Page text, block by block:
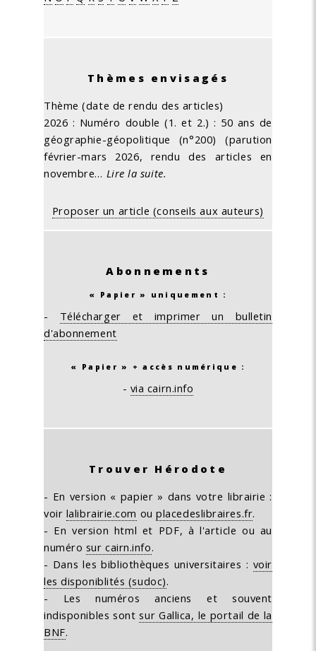
Thèmes envisagés
Thème (date de rendu des articles)
2026 : Numéro double (1. et 2.) : 50 ans de
géographie-géopolitique (n°200) (parution
février-mars 2026, rendu des articles en
novembre… Lire la suite.
Proposer un article (conseils aux auteurs)
Abonnements
« Papier » uniquement :
- Télécharger et imprimer un bulletin
d'abonnement
« Papier » + accès numérique :
- via cairn.info
Trouver Hérodote
- En version « papier » dans votre librairie :
voir lalibrairie.com ouplacedeslibraires.fr.
- En version html et PDF, à l'article ou au
numéro sur cairn.info.
- Dans les bibliothèques universitaires : voir
les disponiblités (sudoc).
- Les numéros anciens et souvent
indisponibles sontsur Gallica, le portail de la
BNF.